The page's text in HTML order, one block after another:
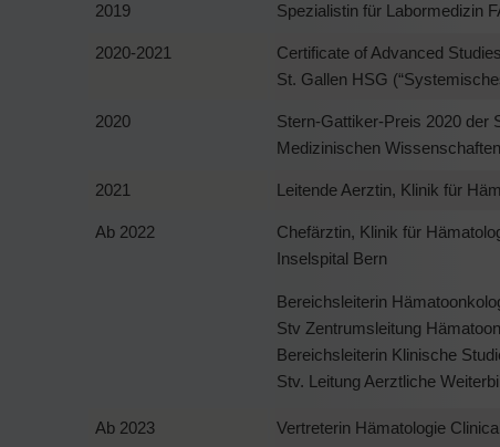
2019 Spezialistin für Labormedizin
2020-2021
Certificate of Advanced
St. Gallen HSG
2020
Stern-Gattiker-Preis 2020 der
Medizinischen
2021 Leitende Aerztin, Klinik für
Ab 2022
Chefärztin, Klinik für
Inselspital Bern
Bereichsleiterin
Stv Zentrumsleitung
Bereichsleiterin Klinische
Stv. Leitung Aerztliche
Ab 2023 Vertreterin Hämatologie